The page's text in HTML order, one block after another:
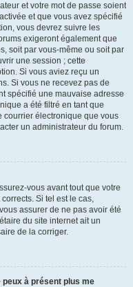
et votre mot de passe soient
et que vous avez spécifié
vous devrez suivre les
exigeront également que
soit par vous-même ou soit par
une session ; cette
Si vous aviez reçu un
Si vous ne recevez pas de
spécifié une mauvaise adresse
a été filtré en tant que
courrier électronique que vous
un administrateur du forum.
vous avant tout que votre
Si tel est le cas,
assurer de ne pas avoir été
du site internet ait un
de la corriger.
à présent plus me